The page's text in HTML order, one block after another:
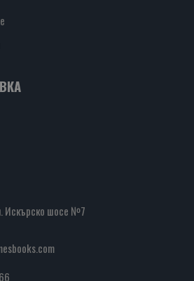
Искърско шосе №7